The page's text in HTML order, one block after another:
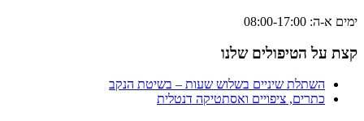
ימים א-ה: 08:00-17:00
קצת על הטיפולים שלנו
השתלת שיניים בשלוש שעות – בשיטת הנקב
כתרים, ציפויים ואסתטיקה דנטלית